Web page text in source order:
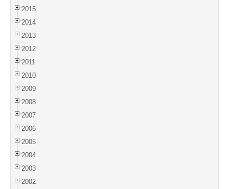
2015
2014
2013
2012
2011
2010
2009
2008
2007
2006
2005
2004
2003
2002